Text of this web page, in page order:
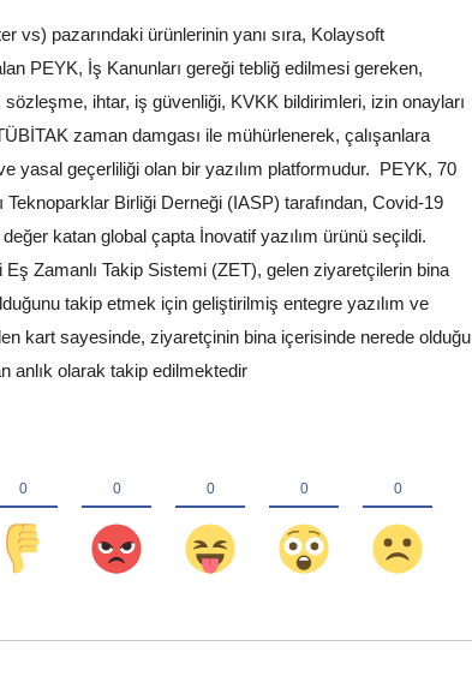
vs) pazarındaki ürünlerinin yanı sıra, Kolaysoft
PEYK, İş Kanunları gereği tebliğ edilmesi gereken,
ihtar, iş güvenliği, KVKK bildirimleri, izin onayları
zaman damgası ile mühürlenerek, çalışanlara
yasal geçerliliği olan bir yazılım platformudur. PEYK, 70
Birliği Derneği (IASP) tarafından, Covid-19
katan global çapta İnovatif yazılım ürünü seçildi.
Zamanlı Takip Sistemi (ZET), gelen ziyaretçilerin bina
takip etmek için geliştirilmiş entegre yazılım ve
kart sayesinde, ziyaretçinin bina içerisinde nerede olduğu
anlık olarak takip edilmektedir